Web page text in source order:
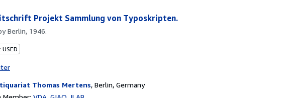
Projekt Sammlung von Typoskripten.
Berlin, 1946.
USED
Thomas Mertens, Berlin, Germany